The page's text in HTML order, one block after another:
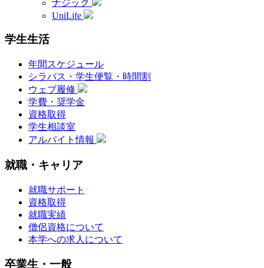
ナジック
UniLife
学生生活
年間スケジュール
シラバス・学生便覧・時間割
ウェブ履修
学費・奨学金
資格取得
学生相談室
アルバイト情報
就職・キャリア
就職サポート
資格取得
就職実績
僧侶資格について
本学への求人について
卒業生・一般